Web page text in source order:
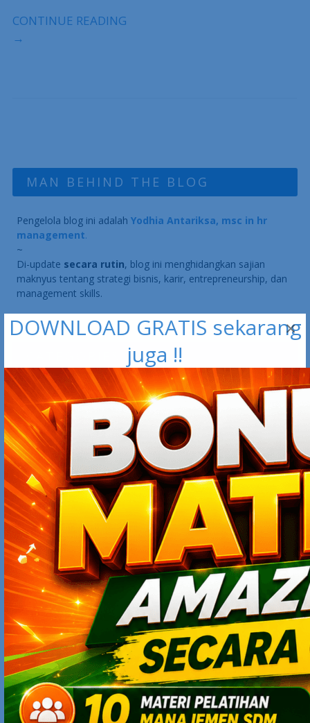
DOWNLOAD GRATIS sekarang
juga !!
×
CONTINUE READING
→
MAN BEHIND THE BLOG
Pengelola blog ini adalah Yodhia Antariksa, msc in hr
management.
~
Di-update secara rutin, blog ini menghidangkan sajian
maknyus tentang strategi bisnis, karir, entrepreneurship, dan
management skills.
Business STRATEGY
Business VIDEO
EntrepreneurSHIP
Human CAPITAL
Management BOOKS
Management SKILLS
Personal MONEY
Powerpoint PRESENTATION
Zona ADVERTORIAL
RECENT POSTS